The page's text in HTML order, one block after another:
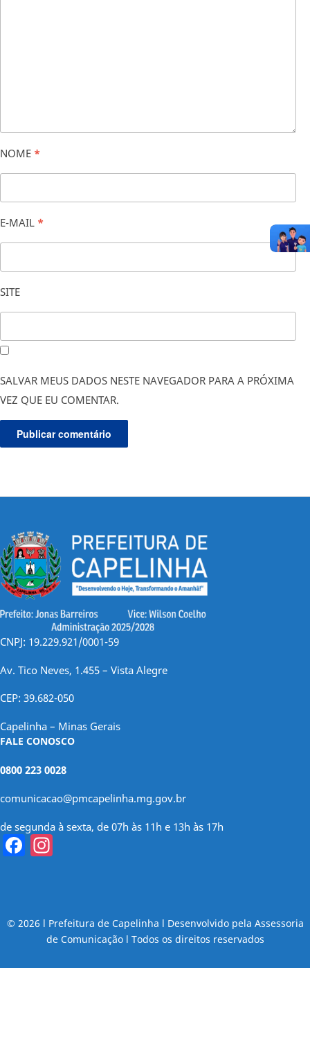
NOME *
E-MAIL *
SITE
SALVAR MEUS DADOS NESTE NAVEGADOR PARA A PRÓXIMA
VEZ QUE EU COMENTAR.
CNPJ: 19.229.921/0001-59
Av. Tico Neves, 1.455 – Vista Alegre
CEP: 39.682-050
Capelinha – Minas Gerais
FALE CONOSCO
0800 223 0028
comunicacao@pmcapelinha.mg.gov.br
de segunda à sexta, de 07h às 11h e 13h às 17h
Facebook
© 2026 l Prefeitura de Capelinha l Desenvolvido pela Assessoria
de Comunicação l Todos os direitos reservados